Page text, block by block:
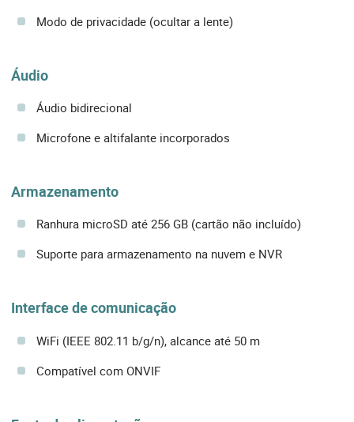
Modo de privacidade (ocultar a lente)
Áudio
Áudio bidirecional
Microfone e altifalante incorporados
Armazenamento
Ranhura microSD até 256 GB (cartão não incluído)
Suporte para armazenamento na nuvem e NVR
Interface de comunicação
WiFi (IEEE 802.11 b/g/n), alcance até 50 m
Compatível com ONVIF